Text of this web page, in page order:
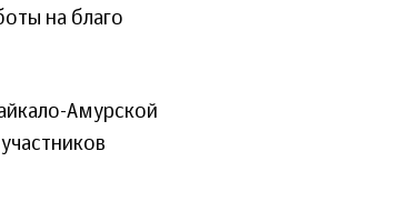
на благо
Амурской